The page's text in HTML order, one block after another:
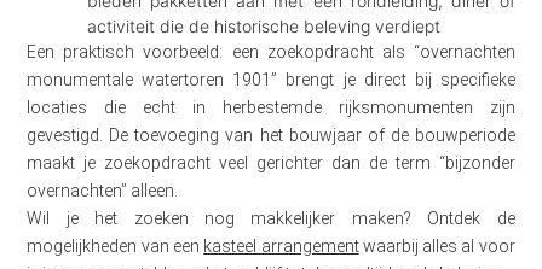
activiteit die de historische beleving verdiept
Een praktisch voorbeeld: een zoekopdracht als “overnachten
monumentale watertoren 1901” brengt je direct bij specifieke
locaties die echt in herbestemde rijksmonumenten zijn
gevestigd. De toevoeging van het bouwjaar of de bouwperiode
maakt je zoekopdracht veel gerichter dan de term “bijzonder
overnachten” alleen.
Wil je het zoeken nog makkelijker maken? Ontdek de
mogelijkheden van een kasteel arrangementwaarbij alles al voor